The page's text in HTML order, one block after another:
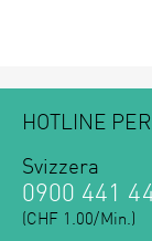
HOTLINE
Svizzera
0900 441
(CHF 1.00/Min.)